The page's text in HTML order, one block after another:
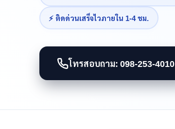
⚡ ติดด่วนเสร็จไวภายใน 1-4 ชม.
โทรสอบถาม: 098-253-4010